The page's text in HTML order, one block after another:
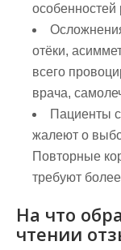
особенностей
отёки,
всего
врача,
Пациенты
жалеют о
Повторные
требуют
На что
чтении